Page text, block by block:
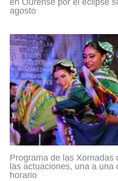
agosto
Programa de las Xornadas
las actuaciones, una a una
horario